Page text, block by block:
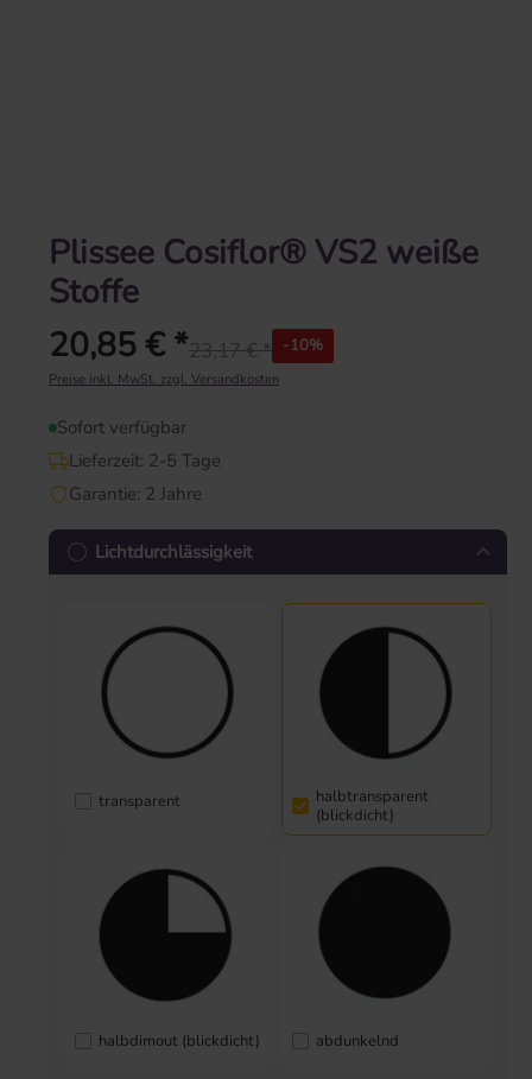
Plissee Cosiflor® VS2 weiße
Stoffe
Regulärer Preis:
20,85 € *23,17 € * -10%
Preise inkl. MwSt. zzgl. Versandkosten
Sofort verfügbar
Lieferzeit: 2-5 Tage
Garantie: 2 Jahre
Lichtdurchlässigkeit
transparent
halbtransparent
(blickdicht)
halbdimout (blickdicht) abdunkelnd